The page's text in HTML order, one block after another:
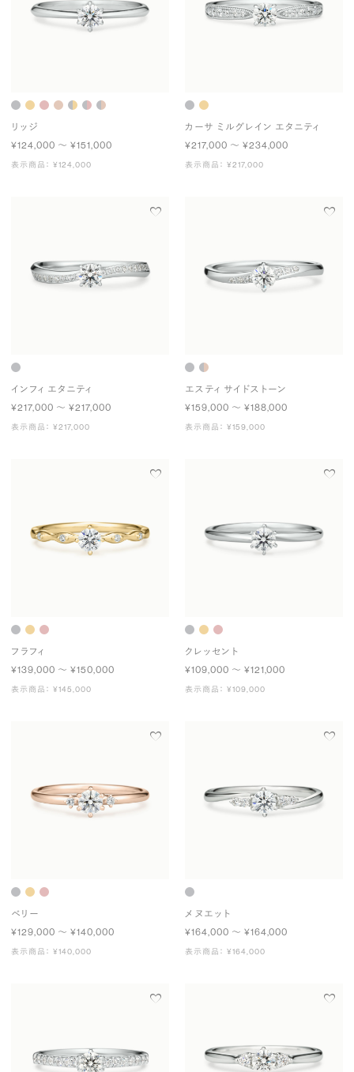
リッジ
¥124,000 〜 ¥151,000
表示商品： ¥124,000
カーサ ミルグレイン エタニティ
¥217,000 〜 ¥234,000
表示商品： ¥217,000
インフィ エタニティ
¥217,000 〜 ¥217,000
表示商品： ¥217,000
エスティ サイドストーン
¥159,000 〜 ¥188,000
表示商品： ¥159,000
フラフィ
¥139,000 〜 ¥150,000
表示商品： ¥145,000
クレッセント
¥109,000 〜 ¥121,000
表示商品： ¥109,000
ベリー
¥129,000 〜 ¥140,000
表示商品： ¥140,000
メヌエット
¥164,000 〜 ¥164,000
表示商品： ¥164,000